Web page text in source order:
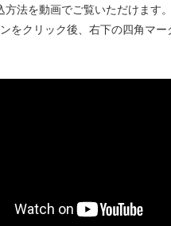
法を動画でご覧いただけます。
をクリック後、右下の四角マ